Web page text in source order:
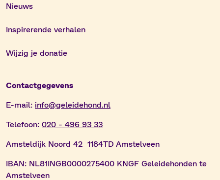
Nieuws
Inspirerende verhalen
Wijzig je donatie
Contactgegevens
E-mail: info@geleidehond.nl
Telefoon: 020 - 496 93 33
Amsteldijk Noord 42 1184TD Amstelveen
IBAN: NL81INGB0000275400 KNGF Geleidehonden te
Amstelveen